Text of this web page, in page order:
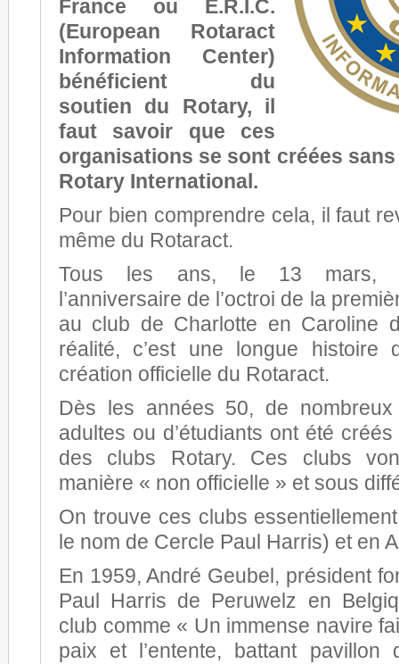
France ou E.R.I.C.
(European Rotaract
Information Center)
bénéficient du
soutien du Rotary, il
faut savoir que ces
organisations se sont créées sans
Rotary International.
Pour bien comprendre cela, il faut
même du Rotaract.
Tous les ans, le 13 mars,
l’anniversaire de l’octroi de la
au club de Charlotte en Caroline
réalité, c’est une longue histoire
création officielle du Rotaract.
Dès les années 50, de
adultes ou d’étudiants ont été
des clubs Rotary. Ces clubs
manière « non officielle » et sous
On trouve ces clubs
le nom de Cercle Paul Harris) et en
En 1959, André Geubel, président
Paul Harris de Peruwelz en
club comme « Un immense navire
paix et l’entente, battant pavillon